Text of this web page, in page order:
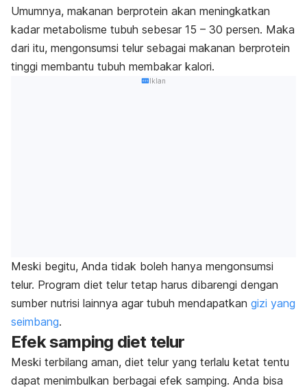
Umumnya, makanan berprotein akan meningkatkan
kadar metabolisme tubuh sebesar 15 – 30 persen. Maka
dari itu, mengonsumsi telur sebagai makanan berprotein
tinggi membantu tubuh membakar kalori.
Iklan
Meski begitu, Anda tidak boleh hanya mengonsumsi
telur. Program diet telur tetap harus dibarengi dengan
sumber nutrisi lainnya agar tubuh mendapatkan gizi yang
seimbang.
Efek samping diet telur
Meski terbilang aman, diet telur yang terlalu ketat tentu
dapat menimbulkan berbagai efek samping. Anda bisa